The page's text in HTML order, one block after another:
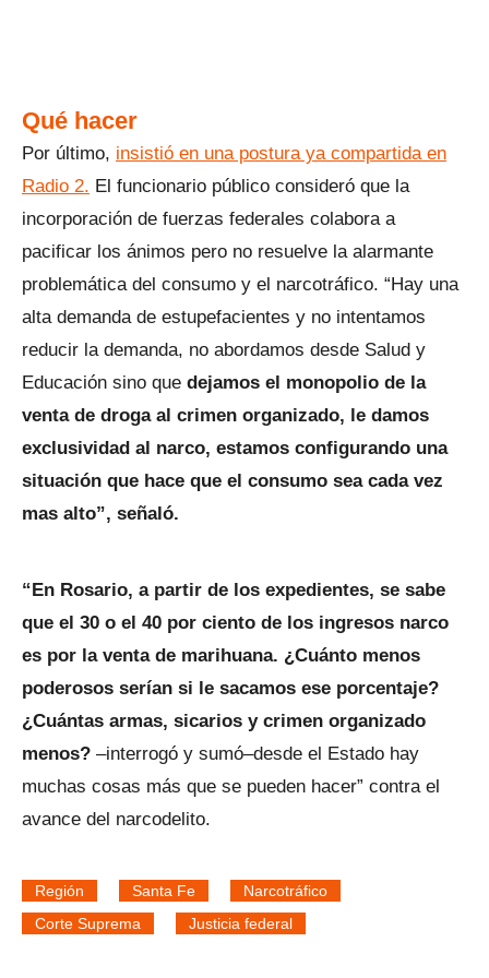
Qué hacer
Por último, insistió en una postura ya compartida en
Radio 2. El funcionario público consideró que la
incorporación de fuerzas federales colabora a
pacificar los ánimos pero no resuelve la alarmante
problemática del consumo y el narcotráfico. “Hay una
alta demanda de estupefacientes y no intentamos
reducir la demanda, no abordamos desde Salud y
Educación sino que dejamos el monopolio de la
venta de droga al crimen organizado, le damos
exclusividad al narco, estamos configurando una
situación que hace que el consumo sea cada vez
mas alto”, señaló.
“En Rosario, a partir de los expedientes, se sabe
que el 30 o el 40 por ciento de los ingresos narco
es por la venta de marihuana. ¿Cuánto menos
poderosos serían si le sacamos ese porcentaje?
¿Cuántas armas, sicarios y crimen organizado
menos? –interrogó y sumó–desde el Estado hay
muchas cosas más que se pueden hacer” contra el
avance del narcodelito.
Región Santa Fe
Narcotráfico
Corte Suprema
Justicia federal